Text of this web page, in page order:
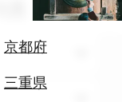
京都府
三重県